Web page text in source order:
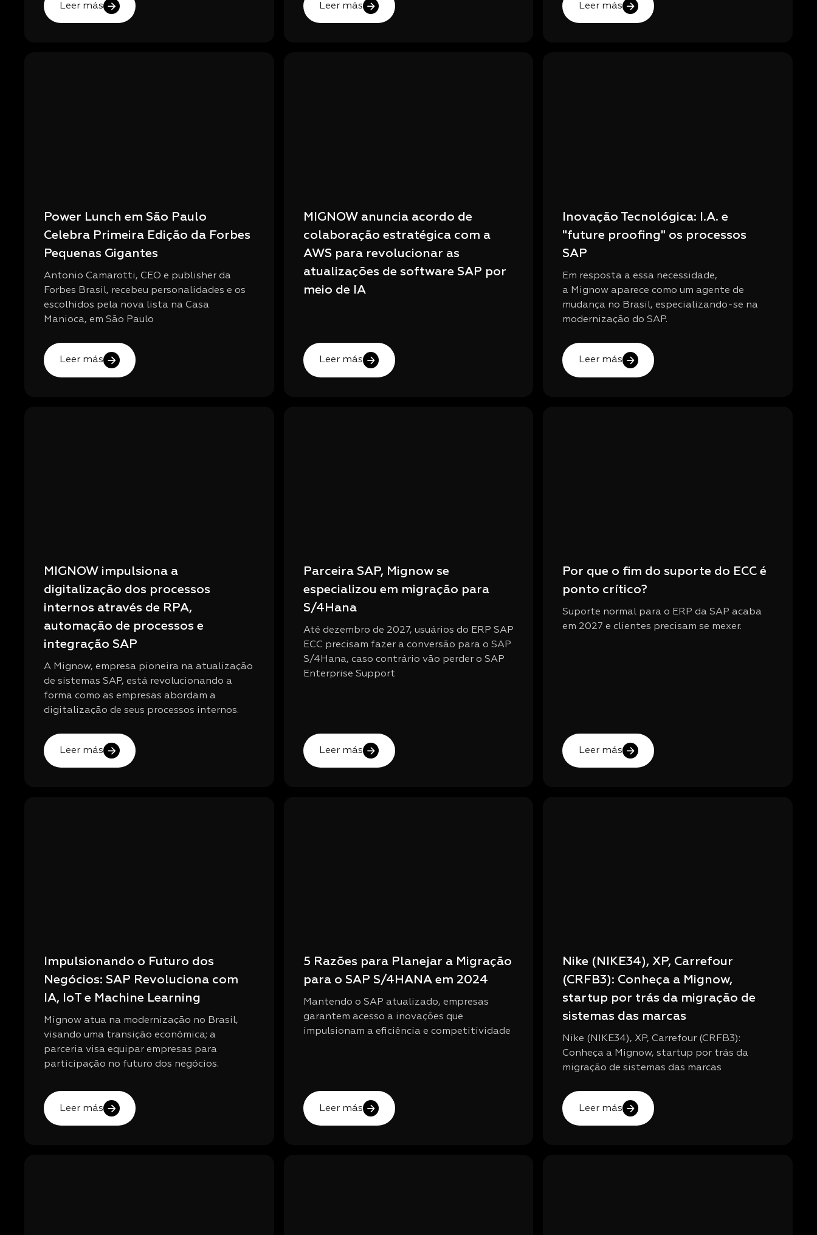
Leer más Leer más Leer más
Power Lunch em São Paulo
Celebra Primeira Edição da Forbes
Pequenas Gigantes
Antonio Camarotti, CEO e publisher da
Forbes Brasil, recebeu personalidades e os
escolhidos pela nova lista na Casa
Manioca, em São Paulo
Leer más
MIGNOW anuncia acordo de
colaboração estratégica com a
AWS para revolucionar as
atualizações de software SAP por
meio de IA
Leer más
Inovação Tecnológica: I.A. e
"future proofing" os processos
SAP
Em resposta a essa necessidade,
a Mignow aparece como um agente de
mudança no Brasil, especializando-se na
modernização do SAP.
Leer más
MIGNOW impulsiona a
digitalização dos processos
internos através de RPA,
automação de processos e
integração SAP
A Mignow, empresa pioneira na atualização
de sistemas SAP, está revolucionando a
forma como as empresas abordam a
digitalização de seus processos internos.
Leer más
Parceira SAP, Mignow se
especializou em migração para
S/4Hana
Até dezembro de 2027, usuários do ERP SAP
ECC precisam fazer a conversão para o SAP
S/4Hana, caso contrário vão perder o SAP
Enterprise Support
Leer más
Por que o fim do suporte do ECC é
ponto crítico?
Suporte normal para o ERP da SAP acaba
em 2027 e clientes precisam se mexer.
Leer más
Impulsionando o Futuro dos
Negócios: SAP Revoluciona com
IA, IoT e Machine Learning
Mignow atua na modernização no Brasil,
visando uma transição econômica; a
parceria visa equipar empresas para
participação no futuro dos negócios.
Leer más
5 Razões para Planejar a Migração
para o SAP S/4HANA em 2024
Mantendo o SAP atualizado, empresas
garantem acesso a inovações que
impulsionam a eficiência e competitividade
Leer más
Nike (NIKE34), XP, Carrefour
(CRFB3): Conheça a Mignow,
startup por trás da migração de
sistemas das marcas
Nike (NIKE34), XP, Carrefour (CRFB3):
Conheça a Mignow, startup por trás da
migração de sistemas das marcas
Leer más